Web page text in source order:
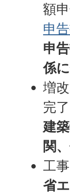
額
申
申
係
増
完
建
関
工
省